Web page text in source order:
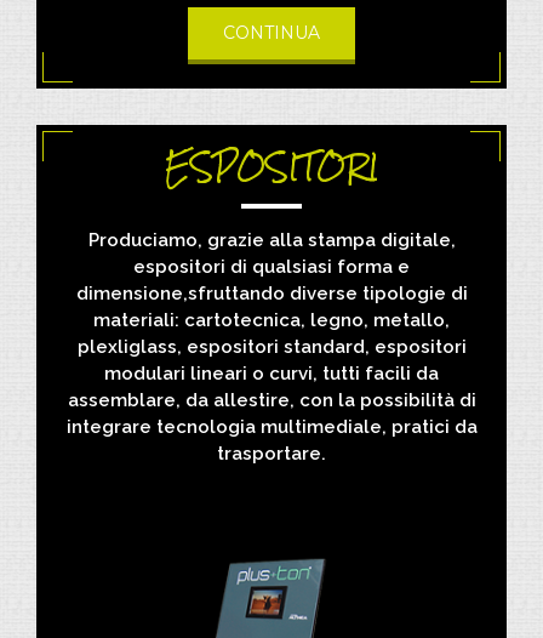
CONTINUA
ESPOSITORI
Produciamo, grazie alla stampa digitale,
espositori di qualsiasi forma e
dimensione,sfruttando diverse tipologie di
materiali: cartotecnica, legno, metallo,
plexliglass, espositori standard, espositori
modulari lineari o curvi, tutti facili da
assemblare, da allestire, con la possibilità di
integrare tecnologia multimediale, pratici da
trasportare.